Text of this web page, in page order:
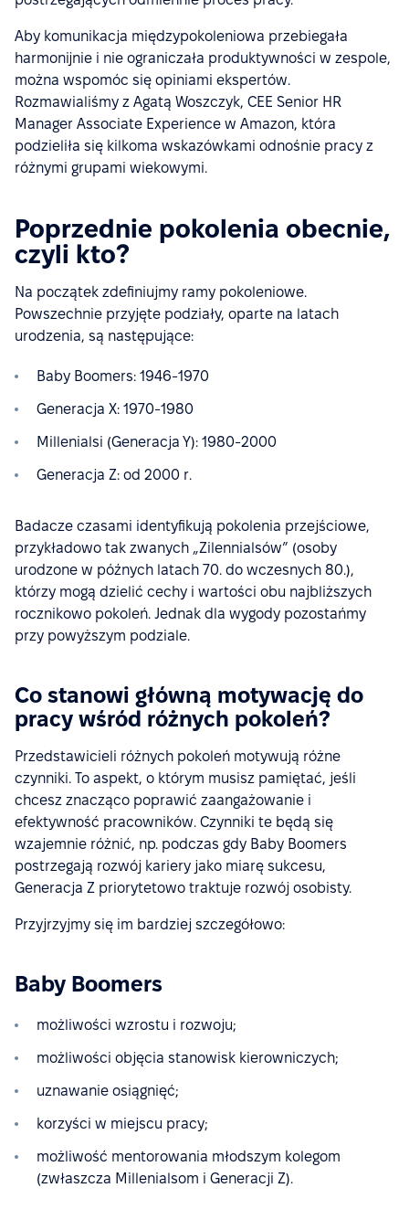
Aby komunikacja międzypokoleniowa przebiegała
harmonijnie i nie ograniczała produktywności w zespole,
można wspomóc się opiniami ekspertów.
Rozmawialiśmy z Agatą Woszczyk, CEE Senior HR
Manager Associate Experience w Amazon, która
podzieliła się kilkoma wskazówkami odnośnie pracy z
różnymi grupami wiekowymi.
Poprzednie pokolenia obecnie,
czyli kto?
Na początek zdefiniujmy ramy pokoleniowe.
Powszechnie przyjęte podziały, oparte na latach
urodzenia, są następujące:
Baby Boomers: 1946-1970
Generacja X: 1970-1980
Millenialsi (Generacja Y): 1980-2000
Generacja Z: od 2000 r.
Badacze czasami identyfikują pokolenia przejściowe,
przykładowo tak zwanych „Zilennialsów” (osoby
urodzone w późnych latach 70. do wczesnych 80.),
którzy mogą dzielić cechy i wartości obu najbliższych
rocznikowo pokoleń. Jednak dla wygody pozostańmy
przy powyższym podziale.
Co stanowi główną motywację do
pracy wśród różnych pokoleń?
Przedstawicieli różnych pokoleń motywują różne
czynniki. To aspekt, o którym musisz pamiętać, jeśli
chcesz znacząco poprawić zaangażowanie i
efektywność pracowników. Czynniki te będą się
wzajemnie różnić, np. podczas gdy Baby Boomers
postrzegają rozwój kariery jako miarę sukcesu,
Generacja Z priorytetowo traktuje rozwój osobisty.
Przyjrzyjmy się im bardziej szczegółowo:
Baby Boomers
możliwości wzrostu i rozwoju;
możliwości objęcia stanowisk kierowniczych;
uznawanie osiągnięć;
korzyści w miejscu pracy;
możliwość mentorowania młodszym kolegom
(zwłaszcza Millenialsom i Generacji Z).